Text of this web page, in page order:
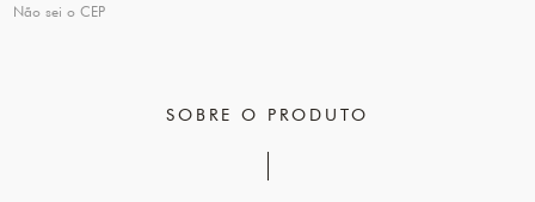
Não sei o CEP
SOBRE O PRODUTO